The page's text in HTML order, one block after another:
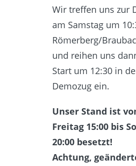
Wir treffen uns zur
am Samstag um
Römerberg/
und reihen uns
Start um 12:30 in
Demozug ein.
Unser Stand ist
Freitag 15:00 bis
20:00 besetzt!
Achtung,